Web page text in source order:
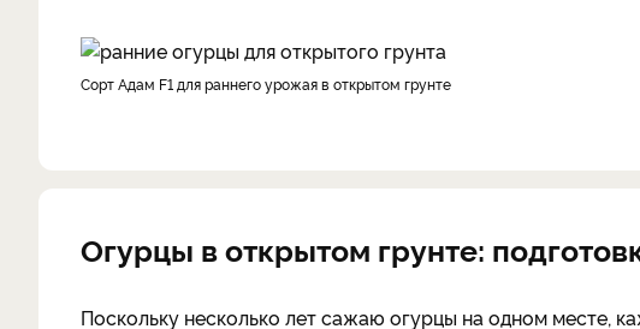
Сорт Адам F1 для раннего урожая в открытом грунте
Огурцы в открытом грунте:
Поскольку несколько лет сажаю огурцы на одном месте,